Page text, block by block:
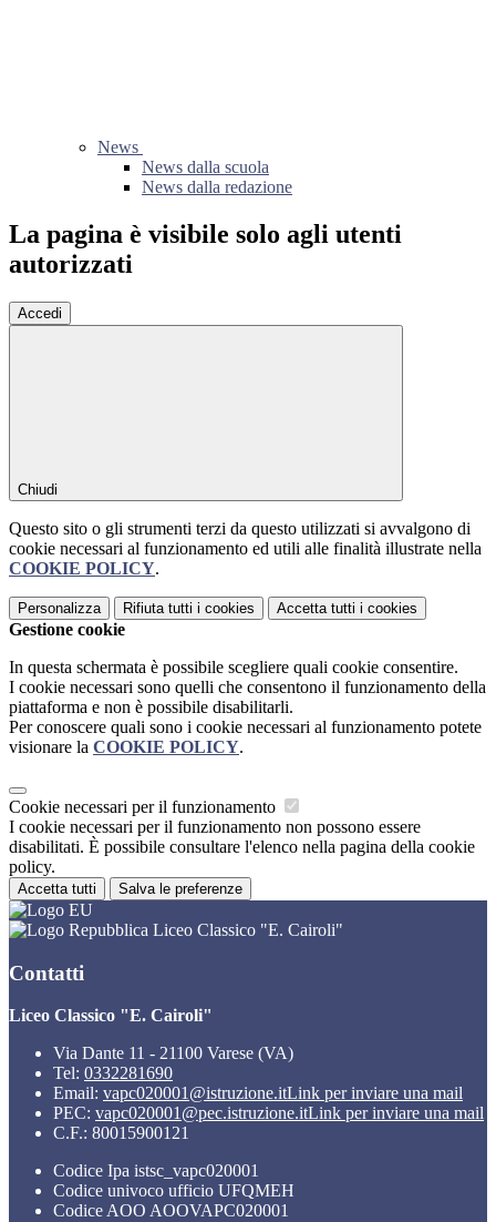
News
News dalla scuola
News dalla redazione
La pagina è visibile solo agli utenti
autorizzati
Accedi
Chiudi
Questo sito o gli strumenti terzi da questo utilizzati si avvalgono di
cookie necessari al funzionamento ed utili alle finalità illustrate nella
COOKIE POLICY.
Personalizza Rifiuta tutti i cookies Accetta tutti i cookies
Gestione cookie
In questa schermata è possibile scegliere quali cookie consentire.
I cookie necessari sono quelli che consentono il funzionamento della
piattaforma e non è possibile disabilitarli.
Per conoscere quali sono i cookie necessari al funzionamento potete
visionare la COOKIE POLICY.
Cookie necessari per il funzionamento
I cookie necessari per il funzionamento non possono essere
disabilitati. È possibile consultare l'elenco nella pagina della cookie
policy.
Accetta tutti Salva le preferenze
Liceo Classico "E. Cairoli"
Contatti
Liceo Classico "E. Cairoli"
Via Dante 11 - 21100 Varese (VA)
Tel: 0332281690
Email: vapc020001@istruzione.itLink per inviare una mail
PEC: vapc020001@pec.istruzione.itLink per inviare una mail
C.F.: 80015900121
Codice Ipa istsc_vapc020001
Codice univoco ufficio UFQMEH
Codice AOO AOOVAPC020001